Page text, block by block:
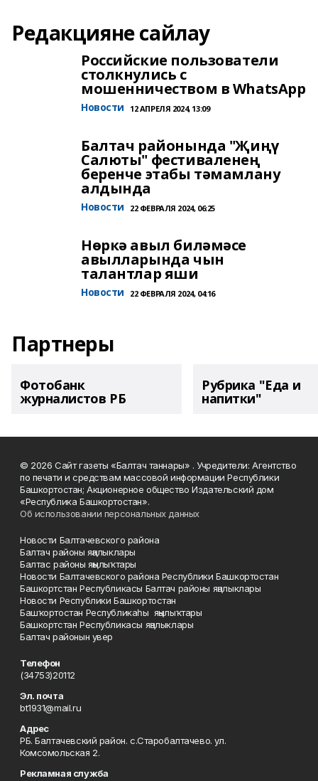
Редакцияне сайлау
Российские пользователи
столкнулись с
мошенничеством в WhatsApp
Новости 12 АПРЕЛЯ 2024, 13:09
Балтач районында "Җиңү
Салюты" фестиваленең
беренче этабы тәмамлану
алдында
Новости 22 ФЕВРАЛЯ 2024, 06:25
Нөркә авыл биләмәсе
авылларында чын
талантлар яши
Новости 22 ФЕВРАЛЯ 2024, 04:16
Партнеры
Фотобанк
журналистов РБ
Рубрика "Еда и
напитки"
© 2026 Сайт газеты «Балтач таннары» . Учредители: Агентство
по печати и средствам массовой информации Республики
Башкортостан; Акционерное общество Издательский дом
«Республика Башкортостан».
Об использовании персональных данных
Новости Балтачевского района
Балтач районы яңалыклары
Балтас районы яңылыҡтары
Новости Балтачевского района Республики Башкортостан
Башкортстан Республикасы Балтач районы яңалыклары
Новости Республики Башкортостан
Башҡортостан Республикаһы яңылыҡтары
Башкортстан Республикасы яңалыклары
Балтач районын увер
Телефон
(34753)20112
Эл. почта
bt1931@mail.ru
Адрес
РБ. Балтачевский район. с.Старобалтачево. ул.
Комсомольская 2.
Рекламная служба